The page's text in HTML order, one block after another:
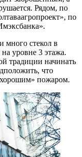
Рядом, по
по
много стекол в
уровне 3 этажа.
традиции начинать
что
пожаром.